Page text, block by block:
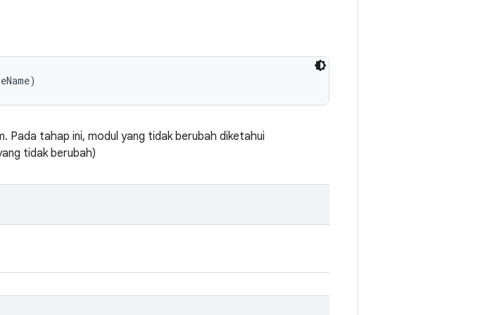
Pada tahap ini, modul yang tidak berubah diketahui
tidak berubah)